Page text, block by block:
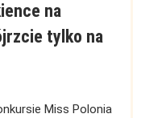
na
tylko na
Miss Polonia